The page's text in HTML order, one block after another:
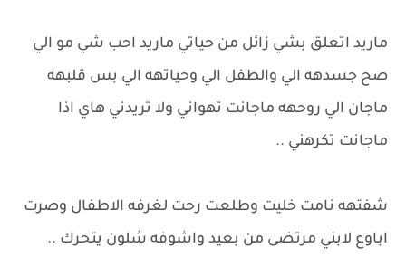
ماريد اتعلق بشي زائل من حياتي ماريد احب شي مو الي
صح جسدهه الي والطفل الي وحياتهه الي بس قلبهه
ماجان الي روحهه ماجانت تهواني ولا تريدني هاي اذا
ماجانت تكرهني ..
شفتهه نامت خليت وطلعت رحت لغرفه الاطفال وصرت
اباوع لابني مرتضى من بعيد واشوفه شلون يتحرك ..